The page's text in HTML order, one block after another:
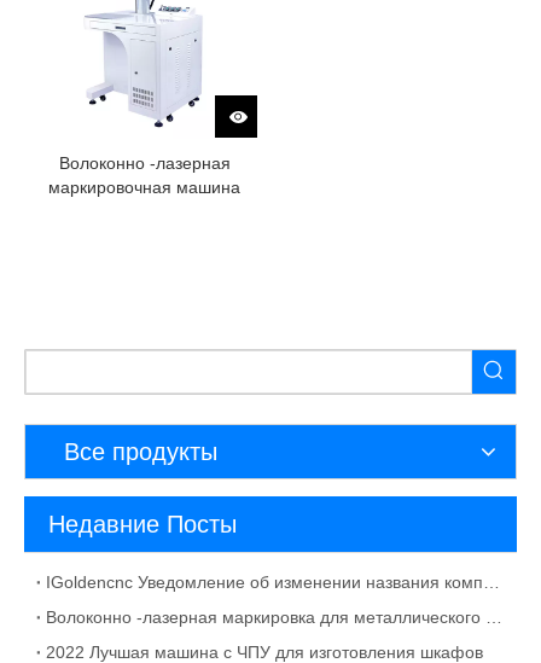
Волоконно -лазерная
маркировочная машина
Все продукты
Недавние Посты
2022 Лучшая машина с ЧПУ для изготовления шкафов